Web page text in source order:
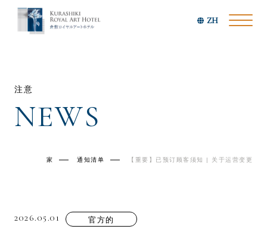
ZH
注意
NEWS
家 通知清单 【重要】已预订顾客须知 | 关于运营变更
2026.05.01 官方的